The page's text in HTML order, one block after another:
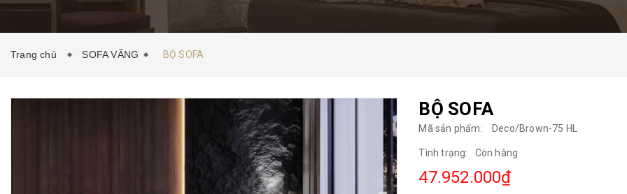
Trang chủ SOFA VĂNG BỘ SOFA
BỘ SOFA
Mã sản phẩm: Deco/Brown-75 HL
Tình trạng: Còn hàng
47.952.000₫